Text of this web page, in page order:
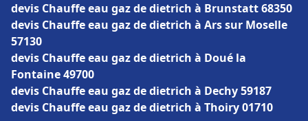
devis Chauffe eau gaz de dietrich à Brunstatt 68350
devis Chauffe eau gaz de dietrich à Ars sur Moselle
57130
devis Chauffe eau gaz de dietrich à Doué la
Fontaine 49700
devis Chauffe eau gaz de dietrich à Dechy 59187
devis Chauffe eau gaz de dietrich à Thoiry 01710